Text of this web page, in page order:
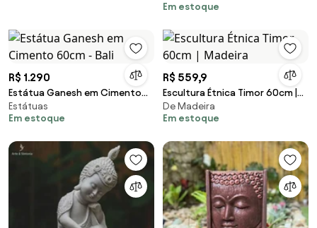
Japamala
Em estoque
R$ 1.290
Estátua Ganesh em Cimento
60cm - Bali
Estátuas
Em estoque
R$ 559,9
Escultura Étnica Timor 60cm |
Madeira
De Madeira
Em estoque